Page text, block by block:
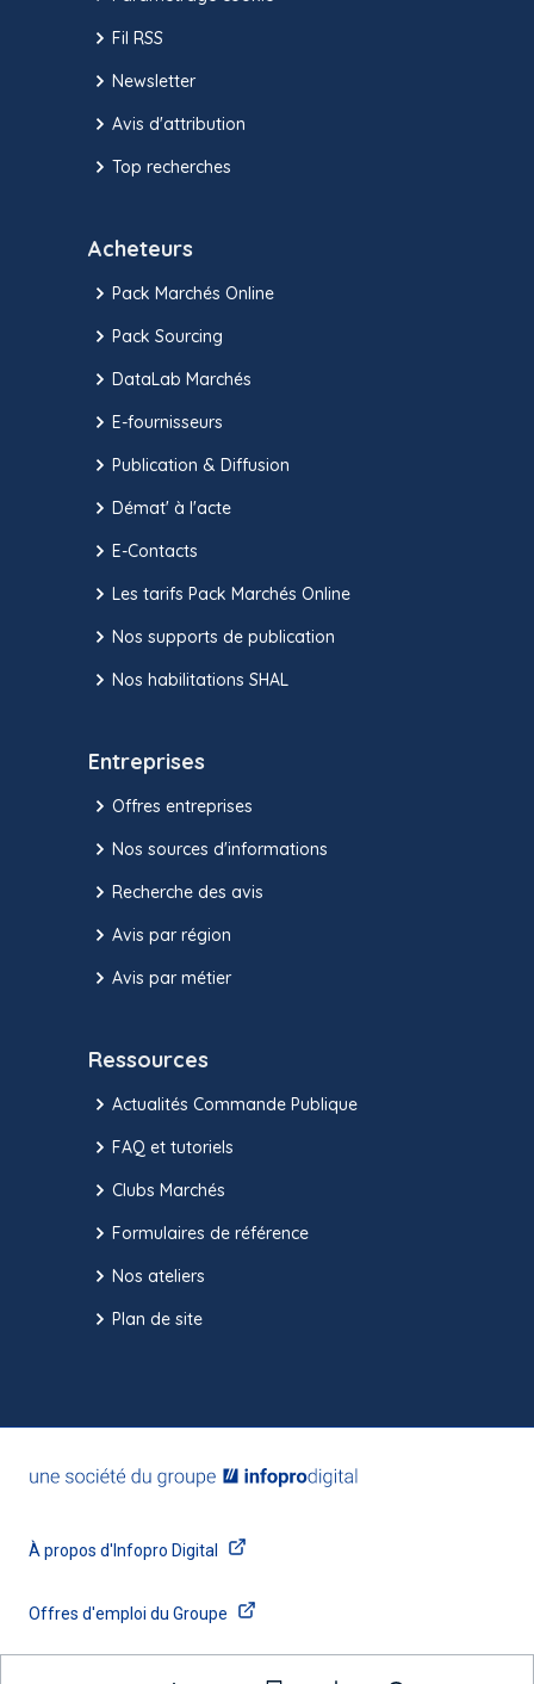
Fil RSS
Newsletter
Avis d'attribution
Top recherches
Acheteurs
Pack Marchés Online
Pack Sourcing
DataLab Marchés
E-fournisseurs
Publication & Diffusion
Démat' à l'acte
E-Contacts
Les tarifs Pack Marchés Online
Nos supports de publication
Nos habilitations SHAL
Entreprises
Offres entreprises
Nos sources d'informations
Recherche des avis
Avis par région
Avis par métier
Ressources
Actualités Commande Publique
FAQ et tutoriels
Clubs Marchés
Formulaires de référence
Nos ateliers
Plan de site